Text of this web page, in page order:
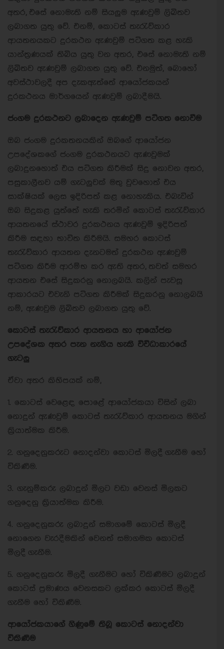
අතර, එසේ නොමැති නම් සියලුම ඇණවුම් ලිඛිතව
ලබාගත යුතු වේ. එනම්, කොටස් තැරැව්කාර
ආයතනයකට දුරකථන ඇණවුම් පටිගත කළ හැකි
යාන්ත්‍රණයක් තිබිය යුතු වන අතර, එසේ නොමැති නම්
ලිඛිතව ඇණවුම් ලබාගත යුතු වේ. එනමුත්, බොහෝ
අවස්ථාවලදී අප දැකඇත්තේ ආයෝජකයන්
දුරකථනය මාර්ගයෙන් ඇණවුම් ලබාදීමයි.
ජංගම දුරකථනට ලබාදෙන ඇණවුම් පටිගත නොවීම
ඔබ ජංගම දුරකතනයකින් ඔබගේ ආයෝජන
උපදේශකගේ ජංගම දුරකථනයට ඇණවුමක්
ලබාදුනහොත් එය පටිගත කිරීමක් සිදු නොවන අතර,
පසුකාලීනව යම් ගැටලුවක් මතු වුවහොත් එය
සාක්ෂියක් ලෙස ඉදිරිපත් කළ නොහැකිය. එබැවින්
ඔබ සිදුකළ යුත්තේ හැකි තරමින් කොටස් තැරැව්කාර
ආයතනයේ ස්ථාවර දුරකථනය ඇණවුම් ඉදිරිපත්
කිරීම සඳහා භාවිත කිරීමයි. සමහර කොටස්
තැරැව්කාර ආයතන දැනටමත් දුරකථන ඇණවුම්
පටිගත කිරීම ආරම්භ කර ඇති අතර, තවත් සමහර
ආයතන එසේ සිදුකරනු නොලබයි. කලින් පැවසූ
ආකාරයට එවැනි පටිගත කිරීමක් සිදුකරනු නොලබයි
නම්, ඇණවුම ලිඛිතව ලබාගත යුතු වේ.
කොටස් තැරැව්කාර ආයතනය හා ආයෝජන
උපදේශක අතර පැන නැගිය හැකි විවිධාකාරයේ
ගැටලු
ඒවා අතර කිහිපයක් නම්,
1. කොටස් වෙළෙඳ පොළේ ආයෝජකයා විසින් ලබා
නොදුන් ඇණවුම් කොටස් තැරැව්කාර ආයතනය මගින්
ක්‍රියාත්මක කිරීම.
2. ගනුදෙනුකරුට නොදන්වා කොටස් මිලදී ගැනීම හෝ
විකිණීම.
3. ගැනුම්කරු ලබාදුන් මිලට වඩා වෙනස් මිලකට
ගනුදෙනු ක්‍රියාත්මක කිරීම.
4. ගනුදෙනුකරු ලබාදුන් සමාගමේ කොටස් මිලදී
නොගෙන වැරදීමකින් වෙනත් සමාගමක කොටස්
මිලදී ගැනීම.
5. ගනුදෙනුකරු මිලදී ගැනීමට හෝ විකිණීමට ලබාදුන්
කොටස් ප්‍රමාණය වෙනසකට ලක්කර කොටස් මිලදී
ගැනීම හෝ විකිණීම.
ආයෝජකයාගේ ගිණුමේ තිබූ කොටස් නොදන්වා
විකිණීම